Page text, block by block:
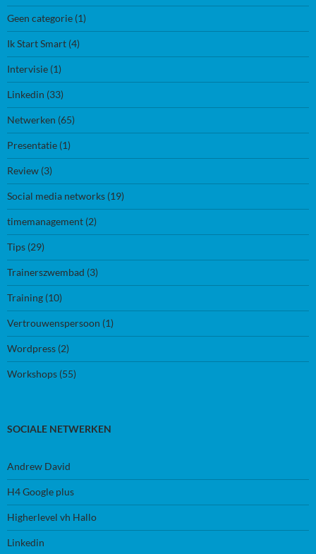
Geen categorie (1)
Ik Start Smart (4)
Intervisie (1)
Linkedin (33)
Netwerken (65)
Presentatie (1)
Review (3)
Social media networks (19)
timemanagement (2)
Tips (29)
Trainerszwembad (3)
Training (10)
Vertrouwenspersoon (1)
Wordpress (2)
Workshops (55)
SOCIALE NETWERKEN
Andrew David
H4 Google plus
Higherlevel vh Hallo
Linkedin